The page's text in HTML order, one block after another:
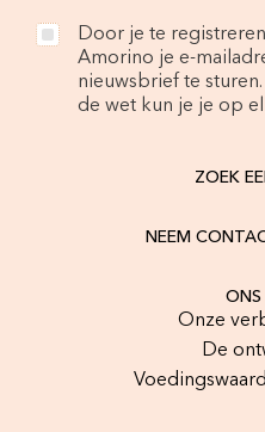
Door je te
Amorino je e-
nieuwsbrief te
de wet kun je je op
ZOEK
NEEM
ONS
Onze
De